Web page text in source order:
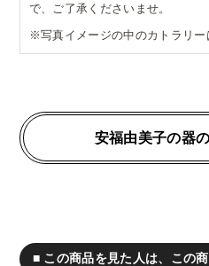
で、ご了承くださいませ。
※写真イメージの中のカトラリー
安福由美子の器
■ この商品を見た人は、この